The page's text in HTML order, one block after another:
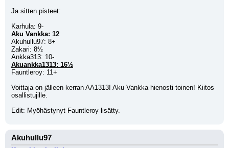
Ja sitten pisteet:
Karhula: 9-
Aku Vankka: 12
Akuhullu97: 8+
Zakari: 8½
Ankka313: 10-
Akuankka1313: 16½
Fauntleroy: 11+
Voittaja on jälleen kerran AA1313! Aku Vankka hienosti toinen! Kiitos
osallistujille.
Edit: Myöhästynyt Fauntleroy lisätty.
Akuhullu97